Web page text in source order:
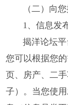
（二）向您
1、信息发
揭洋论坛平
您可以根据您
页、房产、二
子）。当您使